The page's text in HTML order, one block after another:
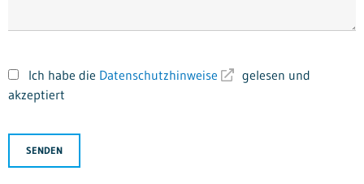
Ich habe die Datenschutzhinweise
gelesen und
akzeptiert
SENDEN